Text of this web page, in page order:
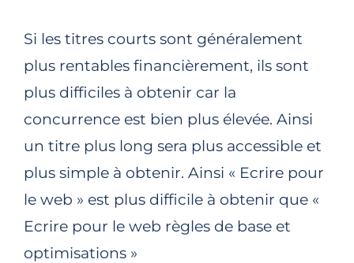
Si les titres courts sont généralement
plus rentables financièrement, ils sont
plus difficiles à obtenir car la
concurrence est bien plus élevée. Ainsi
un titre plus long sera plus accessible et
plus simple à obtenir. Ainsi « Ecrire pour
le web » est plus difficile à obtenir que «
Ecrire pour le web règles de base et
optimisations »